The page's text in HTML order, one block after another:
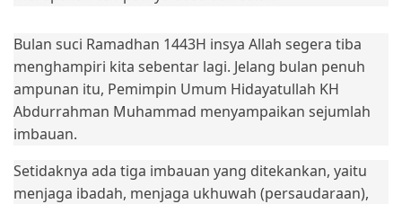
Bulan suci Ramadhan 1443H insya Allah segera tiba
menghampiri kita sebentar lagi. Jelang bulan penuh
ampunan itu, Pemimpin Umum Hidayatullah KH
Abdurrahman Muhammad menyampaikan sejumlah
imbauan.
Setidaknya ada tiga imbauan yang ditekankan, yaitu
menjaga ibadah, menjaga ukhuwah (persaudaraan),